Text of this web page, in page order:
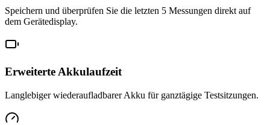
Speichern und überprüfen Sie die letzten 5 Messungen direkt auf
dem Gerätedisplay.
Erweiterte Akkulaufzeit
Langlebiger wiederaufladbarer Akku für ganztägige Testsitzungen.